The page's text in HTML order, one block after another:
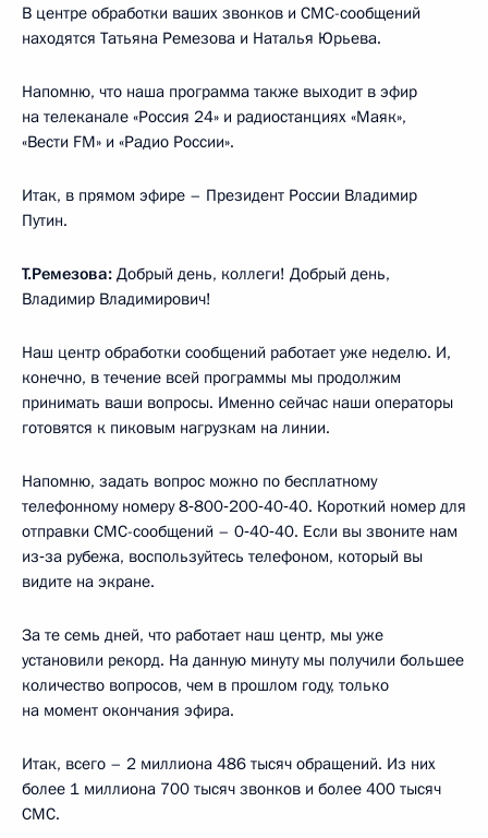
В центре обработки ваших звонков и СМС-сообщений
находятся Татьяна Ремезова и Наталья Юрьева.
Напомню, что наша программа также выходит в эфир
на телеканале «Россия 24» и радиостанциях «Маяк»,
«Вести FM» и «Радио России».
Итак, в прямом эфире – Президент России Владимир
Путин.
Т.Ремезова: Добрый день, коллеги! Добрый день,
Владимир Владимирович!
Наш центр обработки сообщений работает уже неделю. И,
конечно, в течение всей программы мы продолжим
принимать ваши вопросы. Именно сейчас наши операторы
готовятся к пиковым нагрузкам на линии.
Напомню, задать вопрос можно по бесплатному
телефонному номеру 8‑800‑200‑40‑40. Короткий номер для
отправки СМС-сообщений – 0‑40‑40. Если вы звоните нам
из‑за рубежа, воспользуйтесь телефоном, который вы
видите на экране.
За те семь дней, что работает наш центр, мы уже
установили рекорд. На данную минуту мы получили большее
количество вопросов, чем в прошлом году, только
на момент окончания эфира.
Итак, всего – 2 миллиона 486 тысяч обращений. Из них
более 1 миллиона 700 тысяч звонков и более 400 тысяч
СМС.